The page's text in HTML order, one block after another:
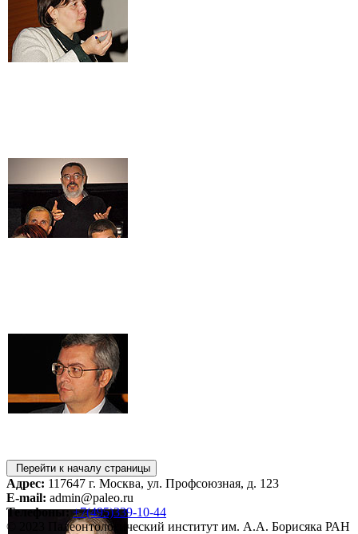
Перейти к началу страницы
Адрес: 117647 г. Москва, ул. Профсоюзная, д. 123
E-mail: admin@paleo.ru
Телефоны: +7(495)339-10-44
© 2023 Палеонтологический институт им. А.А. Борисяка РАН